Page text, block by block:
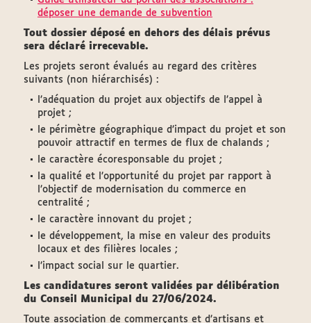
déposer une demande de subvention
Tout dossier déposé en dehors des délais prévus
sera déclaré irrecevable.
Les projets seront évalués au regard des critères
suivants (non hiérarchisés) :
l’adéquation du projet aux objectifs de l’appel à
projet ;
le périmètre géographique d’impact du projet et son
pouvoir attractif en termes de flux de chalands ;
le caractère écoresponsable du projet ;
la qualité et l’opportunité du projet par rapport à
l’objectif de modernisation du commerce en
centralité ;
le caractère innovant du projet ;
le développement, la mise en valeur des produits
locaux et des filières locales ;
l’impact social sur le quartier.
Les candidatures seront validées par délibération
du Conseil Municipal du 27/06/2024.
Toute association de commerçants et d’artisans et